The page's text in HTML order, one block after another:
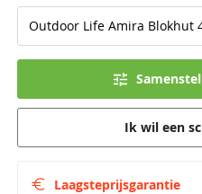
Laagsteprijsgarantie
Ik wil een